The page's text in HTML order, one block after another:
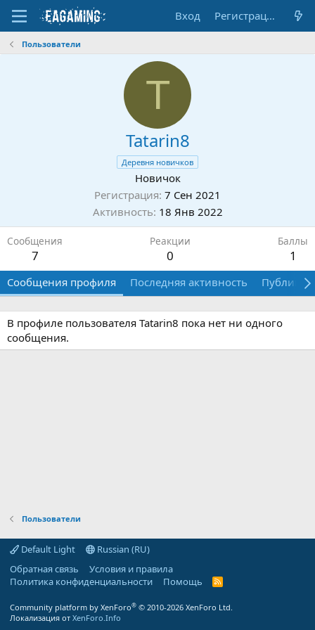
Вход Регистрация
Пользователи
T
Tatarin8
Деревня новичков
Новичок
Регистрация 7 Сен 2021
Активность 18 Янв 2022
Сообщения
7
Реакции
0
Баллы
1
Сообщения профиля Последняя активность
В профиле пользователя Tatarin8 пока нет ни одного
сообщения.
Пользователи
Default Light
Russian (RU)
Обратная связь
Условия и правила
Политика конфиденциальности
Помощь
R
Community platform by XenForo® © 2010-2026 XenForo Ltd.
Локализация от XenForo.Info